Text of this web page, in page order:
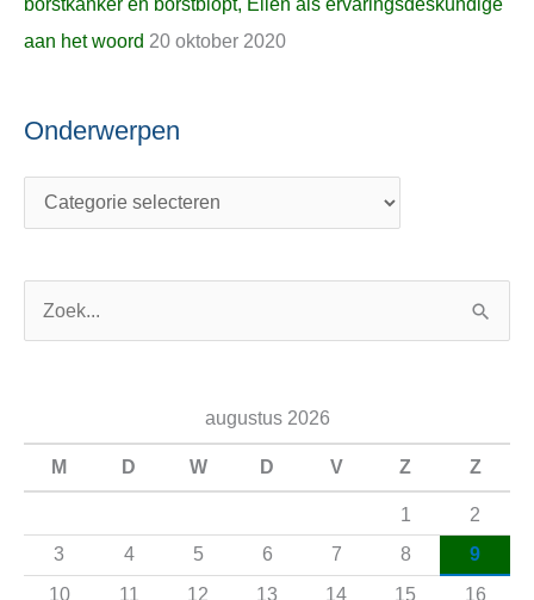
borstkanker en borstbiopt, Ellen als ervaringsdeskundige
aan het woord 20 oktober 2020
Onderwerpen
a
r
augustus 2026
M D W D V Z Z
1
2
3
4 5 6 7 8
9
10
11 12 13 14 15 16